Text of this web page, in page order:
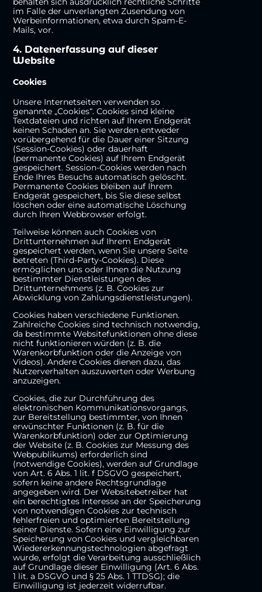
im Falle der unverlangten Zusendung von
Werbeinformationen, etwa durch Spam-E-
Mails, vor.
4. Datenerfassung auf dieser
Website
Cookies
Unsere Internetseiten verwenden so
genannte „Cookies“. Cookies sind kleine
Textdateien und richten auf Ihrem Endgerät
keinen Schaden an. Sie werden entweder
vorübergehend für die Dauer einer Sitzung
(Session-Cookies) oder dauerhaft
(permanente Cookies) auf Ihrem Endgerät
gespeichert. Session-Cookies werden nach
Ende Ihres Besuchs automatisch gelöscht.
Permanente Cookies bleiben auf Ihrem
Endgerät gespeichert, bis Sie diese selbst
löschen oder eine automatische Löschung
durch Ihren Webbrowser erfolgt.
Teilweise können auch Cookies von
Drittunternehmen auf Ihrem Endgerät
gespeichert werden, wenn Sie unsere Seite
betreten (Third-Party-Cookies). Diese
ermöglichen uns oder Ihnen die Nutzung
bestimmter Dienstleistungen des
Drittunternehmens (z. B. Cookies zur
Abwicklung von Zahlungsdienstleistungen).
Cookies haben verschiedene Funktionen.
Zahlreiche Cookies sind technisch notwendig,
da bestimmte Websitefunktionen ohne diese
nicht funktionieren würden (z. B. die
Warenkorbfunktion oder die Anzeige von
Videos). Andere Cookies dienen dazu, das
Nutzerverhalten auszuwerten oder Werbung
anzuzeigen.
Cookies, die zur Durchführung des
elektronischen Kommunikationsvorgangs,
zur Bereitstellung bestimmter, von Ihnen
erwünschter Funktionen (z. B. für die
Warenkorbfunktion) oder zur Optimierung
der Website (z. B. Cookies zur Messung des
Webpublikums) erforderlich sind
(notwendige Cookies), werden auf Grundlage
von Art. 6 Abs. 1 lit. f DSGVO gespeichert,
sofern keine andere Rechtsgrundlage
angegeben wird. Der Websitebetreiber hat
ein berechtigtes Interesse an der Speicherung
von notwendigen Cookies zur technisch
fehlerfreien und optimierten Bereitstellung
seiner Dienste. Sofern eine Einwilligung zur
Speicherung von Cookies und vergleichbaren
Wiedererkennungstechnologien abgefragt
wurde, erfolgt die Verarbeitung ausschließlich
auf Grundlage dieser Einwilligung (Art. 6 Abs.
1 lit. a DSGVO und § 25 Abs. 1 TTDSG); die
Einwilligung ist jederzeit widerrufbar.